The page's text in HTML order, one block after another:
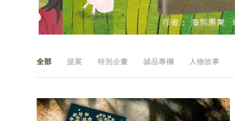
全部 提案 特別企畫 誠品專欄 人物故事